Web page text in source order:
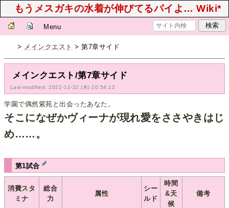
もうメスガキの水着が伸びてるパイよ… Wiki*
Menu
> メインクエスト > 第7章サイド
メインクエスト/第7章サイド
Last-modified: 2022-12-22 (木) 20:54:12
学園で偶然紫苑と出会ったあなた。
そこになぜかヴィーナが現れ愛をささやきはじ
め……。
第1試合
消費スタ
ミナ
総合
力
属性
シー
ルド
時間
&天
候
備考